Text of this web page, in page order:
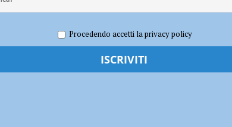
“Verificare subito la situazione nella provincia di Piacenza”
Procedendo accetti la privacy policy